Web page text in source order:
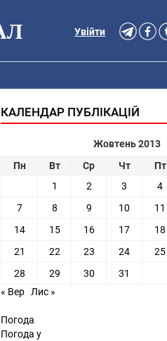
Увійти
КАЛЕНДАР ПУБЛІКАЦІЙ
Жовтень 2013
Пн
Вт Ср Чт Пт
1
2 3 4
7
8 9 10 11
14
15 16 17 18
21
22 23 24 25
28
29 30
31
« Вер Лис »
Погода
Погода у